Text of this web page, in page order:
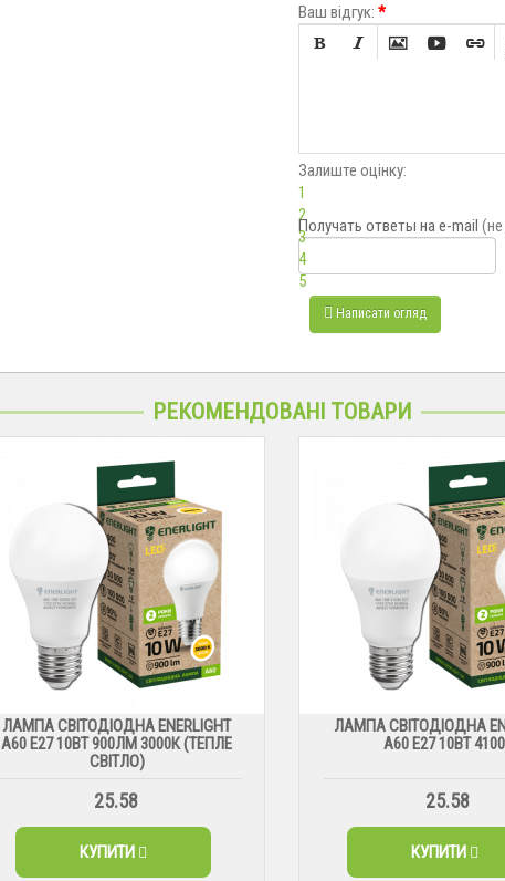
Ваш відгук: *

   
Залиште оцінку:
1
2
3
4
5
Получать ответы на e-mail (не
Написати огляд
РЕКОМЕНДОВАНІ ТОВАРИ
ЛАМПА СВІТОДІОДНА ENERLIGHT
А60 Е27 10ВТ 900ЛМ 3000К (ТЕПЛЕ
СВІТЛО)
25.58
КУПИТИ
ЛАМПА СВІТОДІОДНА
А60 Е27 10ВТ
25.58
КУПИТИ